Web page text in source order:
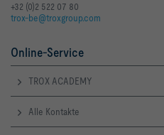
+32 (0)2 522 07 80
trox-be@troxgroup.com
Online-Service
TROX ACADEMY
Alle Kontakte